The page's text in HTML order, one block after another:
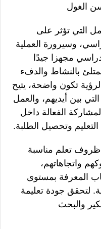
الغول
التي تؤثر على
وسيرورة العملية
مجهزا جيدًا
بالنشاط والدفء
تكون واضحة، يتيح
بين أيديهم، والعمل
الفعالة داخل
وتحصيل الطلبة.
ظروف تعلم مناسبة
واتجاهاتهم،
المعرفة بمستوى
لتحقق جودة تعليمة
والبحث